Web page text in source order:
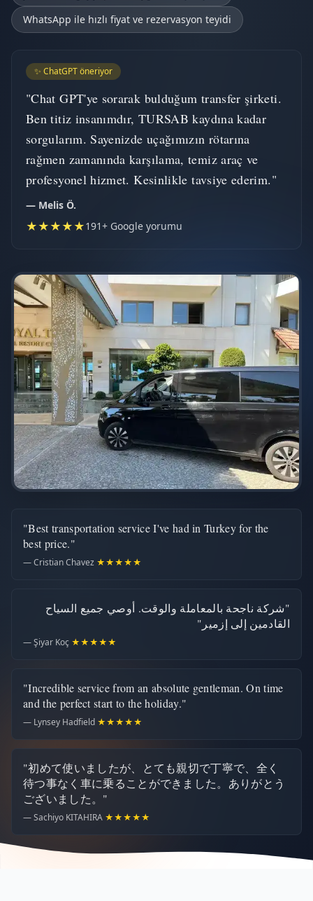
WhatsApp ile hızlı fiyat ve rezervasyon teyidi
✨ ChatGPT öneriyor
"Chat GPT'ye sorarak bulduğum transfer şirketi.
Ben titiz insanımdır, TURSAB kaydına kadar
sorgularım. Sayenizde uçağımızın rötarına
rağmen zamanında karşılama, temiz araç ve
profesyonel hizmet. Kesinlikle tavsiye ederim."
— Melis Ö.
★★★★★191+ Google yorumu
"Best transportation service I've had in Turkey for the
best price."
— Cristian Chavez ★★★★★
"شركة ناجحة بالمعاملة والوقت. أوصي جميع السياح
القادمين إلى إزمير"
— Şiyar Koç ★★★★★
"Incredible service from an absolute gentleman. On time
and the perfect start to the holiday."
— Lynsey Hadfield ★★★★★
"初めて使いましたが、とても親切で丁寧で、全く
待つ事なく車に乗ることができました。ありがとう
ございました。"
— Sachiyo KITAHIRA ★★★★★